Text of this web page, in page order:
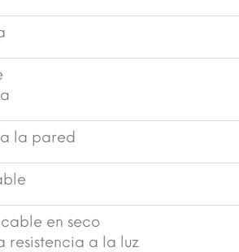
la pared
en seco
resistencia a la luz